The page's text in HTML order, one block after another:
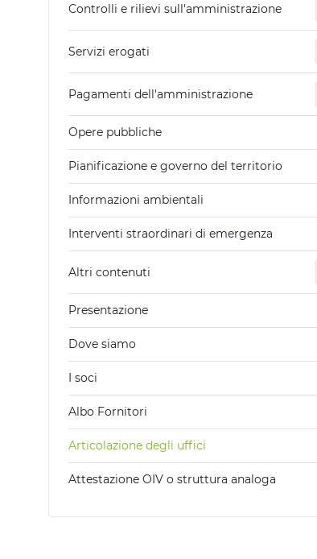
Controlli e rilievi sull'amministrazione
Servizi erogati
Pagamenti dell'amministrazione
Opere pubbliche
Pianificazione e governo del territorio
Informazioni ambientali
Interventi straordinari di emergenza
Altri contenuti
Presentazione
Dove siamo
I soci
Albo Fornitori
Articolazione degli uffici
Attestazione OIV o struttura analoga